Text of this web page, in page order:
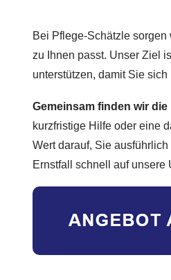
Bei Pflege-Schätzle
zu Ihnen passt. Unser Ziel
unterstützen, damit Sie
Gemeinsam finden wir
kurzfristige Hilfe oder eine
Wert darauf, Sie
Ernstfall schnell auf unsere